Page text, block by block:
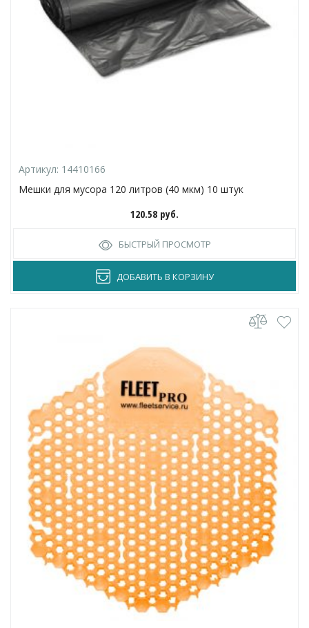
Артикул: 14410166
Мешки для мусора 120 литров (40 мкм) 10 штук
120.58 руб.
БЫСТРЫЙ ПРОСМОТР
ДОБАВИТЬ В КОРЗИНУ